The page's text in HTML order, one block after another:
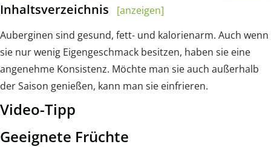
Inhaltsverzeichnis
[anzeigen]
Auberginen sind gesund, fett- und kalorienarm. Auch wenn
sie nur wenig Eigengeschmack besitzen, haben sie eine
angenehme Konsistenz. Möchte man sie auch außerhalb
der Saison genießen, kann man sie einfrieren.
Video-Tipp
Geeignete Früchte